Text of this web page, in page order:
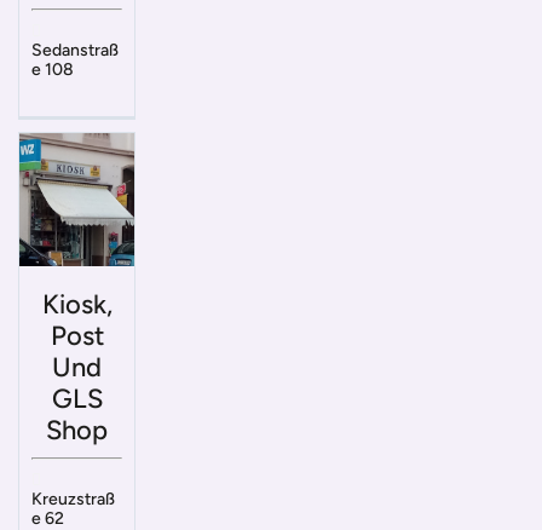
Sedanstraß
e 108
Kiosk,
Post
Und
GLS
Shop
Kreuzstraß
e 62